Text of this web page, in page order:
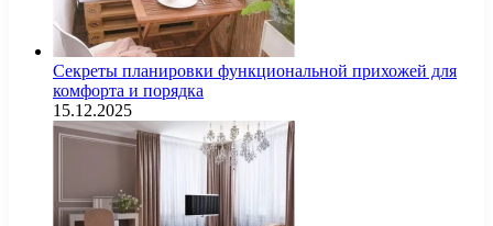
Секреты планировки функциональной прихожей для
комфорта и порядка
15.12.2025